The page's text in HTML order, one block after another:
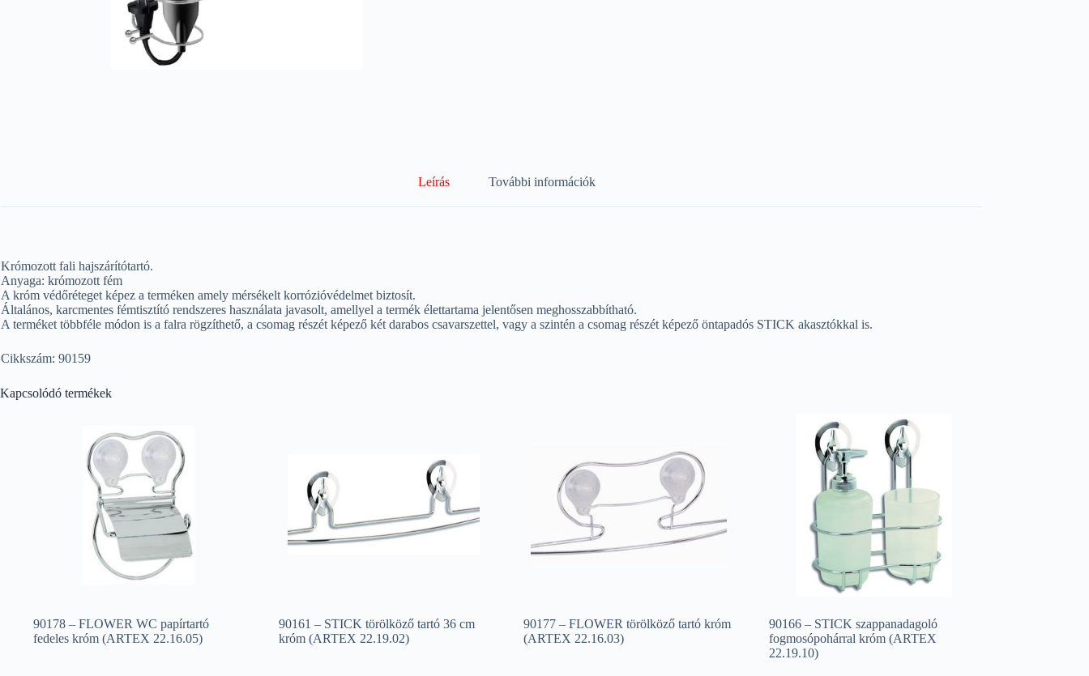
Leírás További információk
Krómozott fali hajszárítótartó.
Anyaga: krómozott fém
A króm védőréteget képez a terméken amely mérsékelt korrózióvédelmet biztosít.
Általános, karcmentes fémtisztító rendszeres használata javasolt, amellyel a termék élettartama jelentősen meghosszabbítható.
A terméket többféle módon is a falra rögzíthető, a csomag részét képező két darabos csavarszettel, vagy a szintén a csomag részét képező öntapadós STICK akasztókkal is.
Cikkszám: 90159
Kapcsolódó termékek
90178 – FLOWER WC papírtartó
fedeles króm (ARTEX 22.16.05)
90161 – STICK törölköző tartó 36 cm
króm (ARTEX 22.19.02)
90177 – FLOWER törölköző tartó króm
(ARTEX 22.16.03)
90166 – STICK szappanadagoló
fogmosópohárral króm (ARTEX
22.19.10)